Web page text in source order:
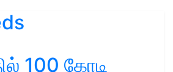
100 கோடி